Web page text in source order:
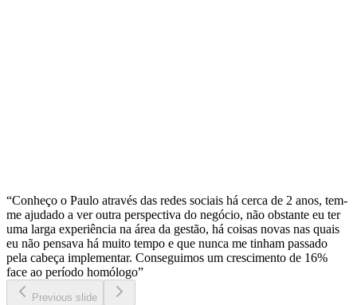
“Conheço o Paulo através das redes sociais há cerca de 2 anos, tem-
me ajudado a ver outra perspectiva do negócio, não obstante eu ter
uma larga experiência na área da gestão, há coisas novas nas quais
eu não pensava há muito tempo e que nunca me tinham passado
pela cabeça implementar. Conseguimos um crescimento de 16%
face ao período homólogo”
Previous slide